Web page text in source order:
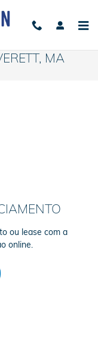
MA
ou lease com a
online.